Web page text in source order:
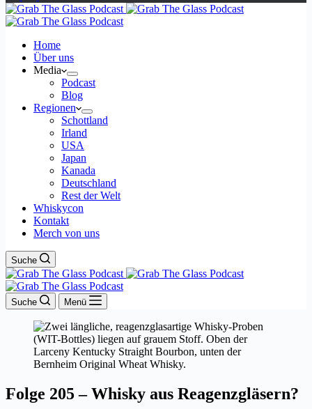
Home
Über uns
Media
Podcast
Blog
Regionen
Schottland
Irland
USA
Japan
Kanada
Deutschland
Rest der Welt
Whiskycon
Kontakt
Merch von uns
Suche
Suche Menü
Folge 205 – Whisky aus Reagenzgläsern?